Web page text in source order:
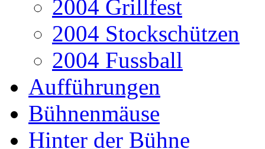
2004 Grillfest
2004 Stockschützen
2004 Fussball
Aufführungen
Bühnenmäuse
Hinter der Bühne